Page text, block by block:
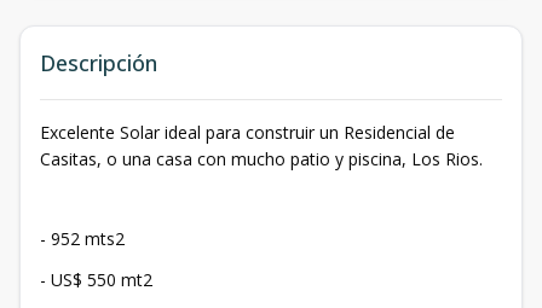
Descripción
Excelente Solar ideal para construir un Residencial de
Casitas, o una casa con mucho patio y piscina, Los Rios.
- 952 mts2
- US$ 550 mt2